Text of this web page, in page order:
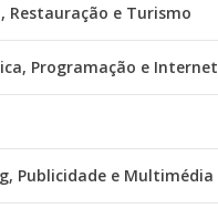
Restauração e Turismo
Programação e Internet
Publicidade e Multimédia